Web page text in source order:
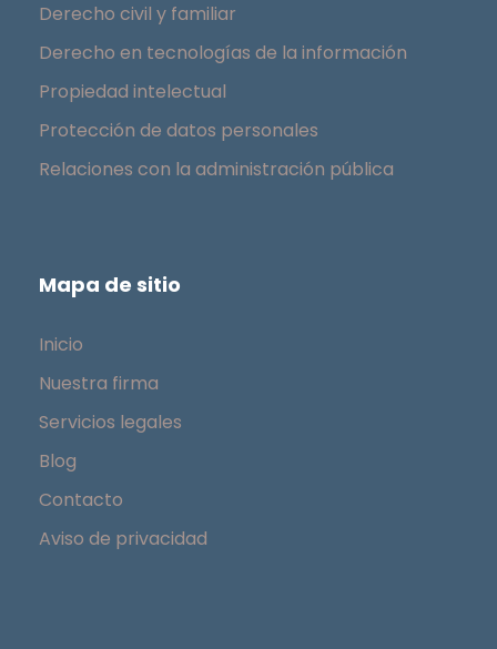
Derecho civil y familiar
Derecho en tecnologías de la información
Propiedad intelectual
Protección de datos personales
Relaciones con la administración pública
Mapa de sitio
Inicio
Nuestra firma
Servicios legales
Blog
Contacto
Aviso de privacidad